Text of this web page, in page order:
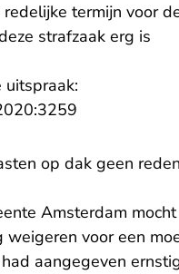
termijn voor
strafzaak erg is
op dak geen
Amsterdam
weigeren voor een
aangegeven